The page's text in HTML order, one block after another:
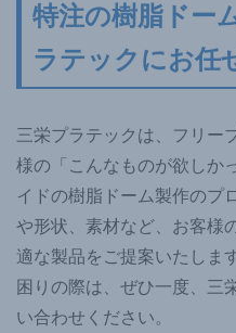
特注の樹脂ドー
ラテックにお任
三栄プラテックは、フリー
様の「こんなものが欲しか
イドの樹脂ドーム製作のプ
や形状、素材など、お客様
適な製品をご提案いたしま
困りの際は、ぜひ一度、三
い合わせください。